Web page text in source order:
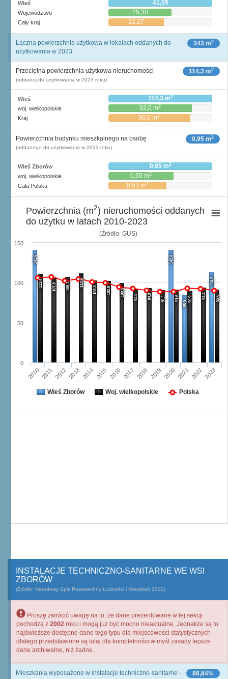
Wieś 41,55
Województwo 25,30
Cały kraj 22,27
343 m2
Łączna powierzchnia użytkowa w lokalach oddanych do
użytkowania w 2023
114,3 m2
Przeciętna powierzchnia użytkowa nieruchomości
(oddanej do użytkowania w 2023 roku)
Wieś 114,3 m2
woj. wielkopolskie 92,0 m2
Kraj 90,0 m2
0,95 m2
Powierzchnia budynku mieszkalnego na osobę
(oddanego do użytkowania w 2023 roku)
Wieś Zborów 0,95 m2
woj. wielkopolskie 0,60 m2
Cała Polska 0,53 m2
(Źródło: GUS)
141,5 142,0
85,0
114,3
111,4 107,3 108,1 112,6
103,3 102,9 100,5 93,5 94,0 91,1 91,6 90,9 94,4 92,0
2010 2011 2012 2013 2014 2015 2016 2017 2018 2019 2020 2021 2022 2023
0
50
100
150
Powierzchnia (m2) nieruchomości oddanych
do użytku w latach 2010-2023
Wieś Zborów Woj. wielkopolskie Polska
INSTALACJE TECHNICZNO-SANITARNE WE WSI
ZBORÓW
(Źródło: Narodowy Spis Powszechny Ludności i Mieszkań 2002)
Proszę zwrócić uwagę na to, że dane prezentowane w tej sekcji
pochodzą z 2002 roku i mogą już być mocno nieaktualne. Jednakże są to
najświeższe dostępne dane tego typu dla miejscowości statystycznych
dlatego przedstawione są tutaj dla kompletności w myśl zasady lepsze
dane archiwalne, niż żadne.
86,84%
Mieszkania wyposażone w instalacje techniczno-sanitarne -